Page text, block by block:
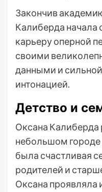
Закончив
Калиберда
карьеру оперной
своими
данными и
интонацией.
Детство и
Оксана Калиберда
небольшом городе
была счастливая
родителей и
Оксана проявляла